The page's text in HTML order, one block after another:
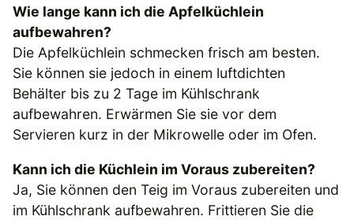
Wie lange kann ich die Apfelküchlein
aufbewahren?
Die Apfelküchlein schmecken frisch am besten.
Sie können sie jedoch in einem luftdichten
Behälter bis zu 2 Tage im Kühlschrank
aufbewahren. Erwärmen Sie sie vor dem
Servieren kurz in der Mikrowelle oder im Ofen.
Kann ich die Küchlein im Voraus zubereiten?
Ja, Sie können den Teig im Voraus zubereiten und
im Kühlschrank aufbewahren. Frittieren Sie die